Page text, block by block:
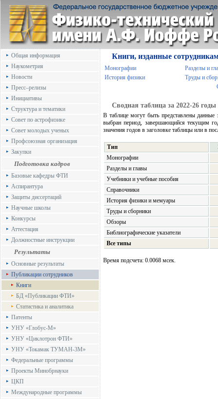
Общая информация
Наукометрия
Новости
Пресс–релизы
Инициативы
Структура и тематики
Совет по астрофизике
Совет молодых ученых
Профсоюзная организация
Закупки
Подготовка кадров
Базовые кафедры ФТИ
Аспирантура
Защиты диссертаций
Научные школы
Конкурсы
Аттестация
Должностные инструкции
Результаты
Основные результаты
Публикации сотрудников
Книги
БД «Публикации ФТИ»
Статистика и аналитика
Патенты
УНУ «Глобус-М»
УНУ «Циклотрон ФТИ»
УНУ «Токамак ТУМАН-3М»
Федеральные программы
Проекты Минобрнауки
ЦКП
Международные программы
Книги, изданные
Монографии
Разделы и
История физики
Труды и
Сводная таблица за 2022-26 годы
В таблице могут быть представлены
выбран период, завершающийся текущим
значения годов в заголовке таблицы или в
Тип
Монографии
Разделы и главы
Учебники и учебные пособия
Справочники
История физики и мемуары
Труды и сборники
Обзоры
Библиографические указатели
Все типы
Время подсчета: 0.0068 мсек.